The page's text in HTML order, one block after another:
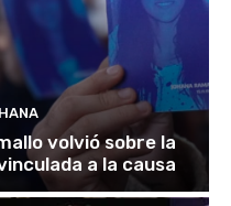
volvió sobre la
a la causa